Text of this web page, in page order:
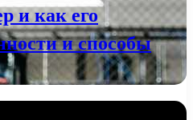
и как его
и способы